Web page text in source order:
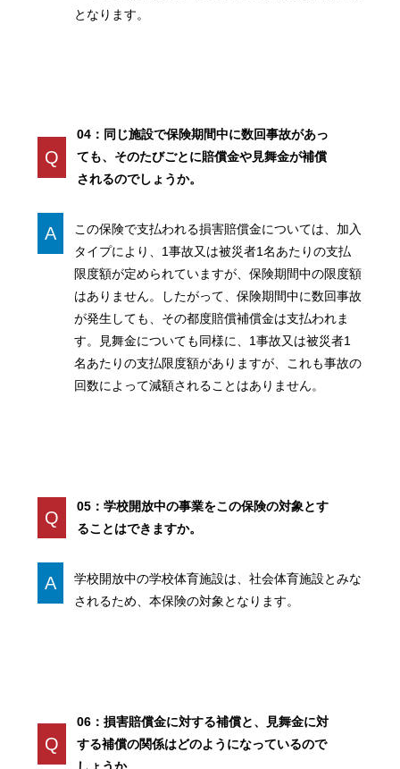
となります。
Q
04：同じ施設で保険期間中に数回事故があっ
ても、そのたびごとに賠償金や見舞金が補償
されるのでしょうか。
A
この保険で支払われる損害賠償金については、加入
タイプにより、1事故又は被災者1名あたりの支払
限度額が定められていますが、保険期間中の限度額
はありません。したがって、保険期間中に数回事故
が発生しても、その都度賠償補償金は支払われま
す。見舞金についても同様に、1事故又は被災者1
名あたりの支払限度額がありますが、これも事故の
回数によって減額されることはありません。
Q
05：学校開放中の事業をこの保険の対象とす
ることはできますか。
A
学校開放中の学校体育施設は、社会体育施設とみな
されるため、本保険の対象となります。
Q
06：損害賠償金に対する補償と、見舞金に対
する補償の関係はどのようになっているので
しょうか。